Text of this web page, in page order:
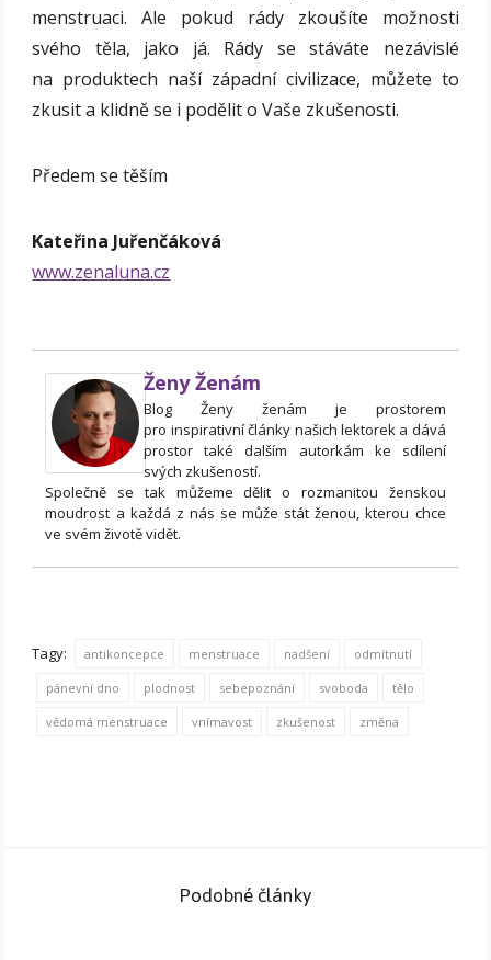
menstruaci. Ale pokud rády zkoušíte možnosti
svého těla, jako já. Rády se stáváte nezávislé
na produktech naší západní civilizace, můžete to
zkusit a klidně se i podělit o Vaše zkušenosti.
Předem se těším
Kateřina Juřenčáková
www.zenaluna.cz
Ženy Ženám
Blog Ženy ženám je prostorem
pro inspirativní články našich lektorek a dává
prostor také dalším autorkám ke sdílení
svých zkušeností.
Společně se tak můžeme dělit o rozmanitou ženskou
moudrost a každá z nás se může stát ženou, kterou chce
ve svém životě vidět.
Tagy: antikoncepce menstruace nadšení odmítnutí
pánevní dno plodnost sebepoznání svoboda tělo
vědomá menstruace vnímavost zkušenost změna
Podobné články